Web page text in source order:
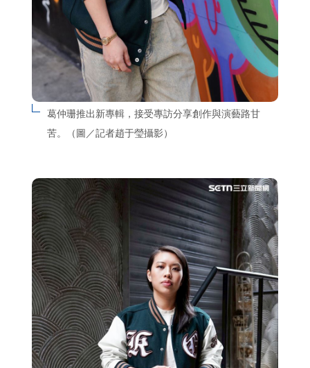
葛仲珊推出新專輯，接受專訪分享創作與演藝路甘
苦。（圖／記者趙于瑩攝影）